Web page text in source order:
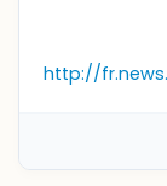
http://